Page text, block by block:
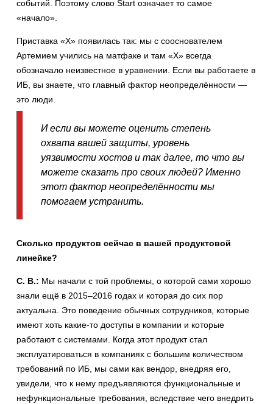
событий. Поэтому слово Start означает то самое
«начало».
Приставка «X» появилась так: мы с сооснователем
Артемием учились на матфаке и там «X» всегда
обозначало неизвестное в уравнении. Если вы работаете в
ИБ, вы знаете, что главный фактор неопределённости —
это люди.
И если вы можете оценить степень
охвата вашей защиты, уровень
уязвимости хостов и так далее, то что вы
можете сказать про своих людей? Именно
этот фактор неопределённости мы
помогаем устранить.
Сколько продуктов сейчас в вашей продуктовой
линейке?
С. В.: Мы начали с той проблемы, о которой сами хорошо
знали ещё в 2015–2016 годах и которая до сих пор
актуальна. Это поведение обычных сотрудников, которые
имеют хоть какие-то доступы в компании и которые
работают с системами. Когда этот продукт стал
эксплуатироваться в компаниях с большим количеством
требований по ИБ, мы сами как вендор, внедряя его,
увидели, что к нему предъявляются функциональные и
нефункциональные требования, вследствие чего внедрить